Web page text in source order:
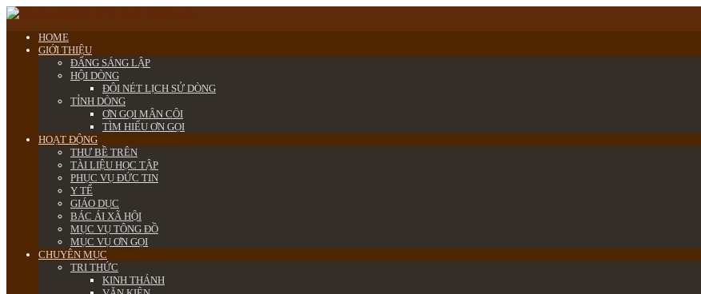
HOME
GIỚI THIỆU
ĐẤNG SÁNG LẬP
HỘI DÒNG
ĐÔI NÉT LỊCH SỬ DÒNG
TỈNH DÒNG
ƠN GỌI MÂN CÔI
TÌM HIỂU ƠN GỌI
HOẠT ĐỘNG
THƯ BỀ TRÊN
TÀI LIỆU HỌC TẬP
PHỤC VỤ ĐỨC TIN
Y TẾ
GIÁO DỤC
BÁC ÁI XÃ HỘI
MỤC VỤ TÔNG ĐỒ
MỤC VỤ ƠN GỌI
CHUYÊN MỤC
TRI THỨC
KINH THÁNH